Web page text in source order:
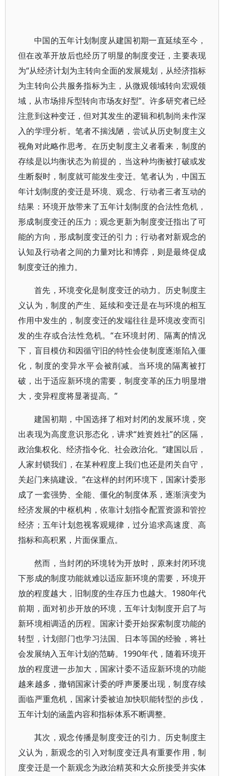
中国的五年计划制度从建国初期一直延续至今，
但在改革开放后也经历了明显的制度变迁，主要表现
为“从经济计划为主转向全面的发展规划，从经济指标
为主转向公共服务指标为主，从微观领域转向宏观领
域，从市场排斥型转向市场友好型”。许多研究者已经
注意到这种变迁，但对其发生的逻辑和机制尚未作深
入的学理分析。笔者不揣浅陋，尝试从历史制度主义
视角对此略作思考。在历史制度主义者看来，制度的
存续是以均衡状态为前提的，当这种均衡被打破或发
生断裂时，制度就可能发生变迁。笔者认为，中国五
年计划制度的变迁是环境、观念、行动者三者互动的
结果：环境开放带来了五年计划制度的合法性危机，
形成制度变迁的压力；观念更新为制度变迁指出了可
能的方向，形成制度变迁的引力；行动者对新观念的
认知及行动者之间的力量对比和博弈，则是最终促成
制度变迁的推力。
首先，环境变化是制度变迁的动力。历史制度主
义认为，制度的产生、延续和变迁是在与环境的相互
作用中发生的，制度变迁的发端往往是环境改变而引
发的生存或合法性危机。“在环境封闭、隔离的情况
下，盲目模仿和因循守旧的特性会使制度逐渐陷入僵
化，制度的变异水平会被削减。当环境的隔离被打
破，出于适应新环境的需要，制度变革的压力明显增
大，变异程度将显著提高。”
建国初期，中国选择了相对封闭的发展环境，突
出表现为高度意识形态化，讲求“姓资姓社”的区隔，
政治集权化、经济指令化、社会政治化。“建国以后，
人家封锁我们，在某种程度上我们也还是闭关自守，
关起门来搞建设。”在这样的封闭环境下，国家计委形
成了一套强势、全能、僵化的制度体系，逐渐演变为
经济发展的中枢机构，依靠计划指令配置资源和管控
经济；五年计划忽视客观规律，过分追求高速度、高
指标和高积累，片面保重点。
然而，当封闭的环境转为开放时，原来封闭环境
下形成的制度功能就难以适应新环境的需要，环境开
放的程度越大，旧制度的生存压力也越大。1980年代
前期，面对初步开放的环境，五年计划制度开启了与
新环境相调适的历程。国家计委开始探索制度功能的
转型，计划部门也学习法国、日本等国的经验，将社
会发展纳入五年计划的范畴。1990年代，随着环境开
放的程度进一步加大，国家计委不适应新环境的功能
越来越多，撤销国家计委的呼声屡屡出现，制度存续
面临严重危机，国家计委被迫加快职能转型的步伐，
五年计划的涵盖内容和指标体系不断调整。
其次，观念传播是制度变迁的引力。历史制度主
义认为，新观念的引入对制度变迁具有重要作用，制
度变迁是一个新观念为政治精英和大众所接受并实体